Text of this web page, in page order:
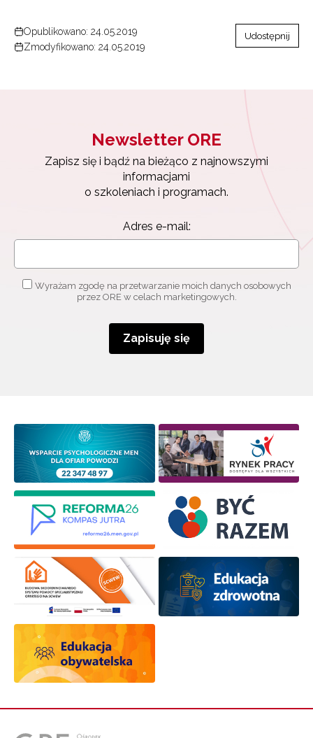
Opublikowano: 24.05.2019
Zmodyfikowano: 24.05.2019
Udostępnij
Newsletter ORE
Zapisz się i bądź na bieżąco z najnowszymi
informacjami
o szkoleniach i programach.
Adres e-mail:
Wyrażam zgodę na przetwarzanie moich danych osobowych
przez ORE w celach marketingowych.
Zapisuję się
Wyrażam zgodę na przetwarzanie moich danych
osobowych przez ORE w celach marketingowych.